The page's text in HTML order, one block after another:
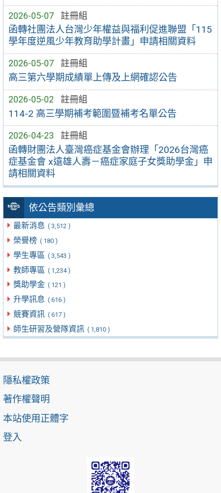
2026-05-07 註冊組
函轉社團法人台灣少年權益與福利促進聯盟「115
學年度逆風少年教育助學計畫」申請相關資料
2026-05-07 註冊組
高三第六學期成績單上傳及上網確認公告
2026-05-02 註冊組
114-2 高三學期補考範圍暨補考名單公告
2026-04-23 註冊組
函轉財團法人臺灣癌症基金會辦理「2026台灣癌
症基金會 x遠雄人壽－癌症家庭子女獎助學金」申
請相關資料
依公告類別彙總
最新消息 ( 3,512 )
榮譽榜 ( 180 )
學生專區 ( 3,543 )
教師專區 ( 1,234 )
獎助學金 ( 121 )
升學訊息 ( 616 )
競賽資訊 ( 617 )
師生研習及營隊資訊 ( 1,810 )
隱私權政策
著作權聲明
本站使用正體字
登入